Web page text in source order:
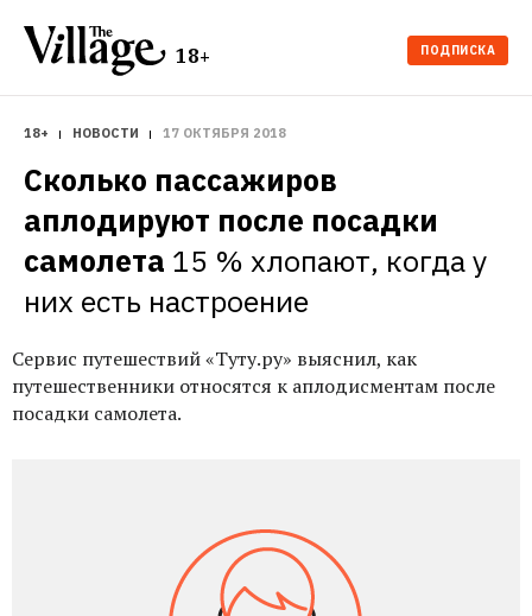
18+ ПОДПИСКА
18+ НОВОСТИ 17 ОКТЯБРЯ 2018
Сколько пассажиров
аплодируют после посадки
самолета 15 % хлопают, когда у
них есть настроение
Сервис путешествий «Туту.ру» выяснил, как
путешественники относятся к аплодисментам после
посадки самолета.